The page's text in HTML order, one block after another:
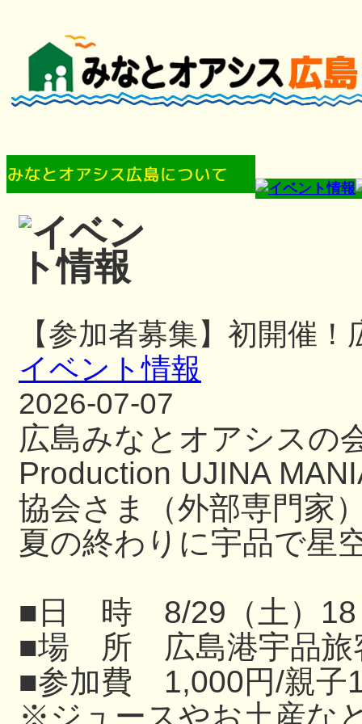
【参加者募集】初開催
イベント情報
2026-07-07
広島みなとオアシスの
Production UJINA
協会さま（外部専門家
夏の終わりに宇品で星
■日 時 8/29（土）18
■場 所 広島港宇品旅
■参加費 1,000円/親子
※ジュースやお土産な